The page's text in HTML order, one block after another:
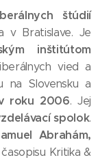
štúdií
v Bratislave. Je
inštitútom
vied a
na Slovensku a
roku 2006. Jej
spolok.
Abrahám,
Kritika &